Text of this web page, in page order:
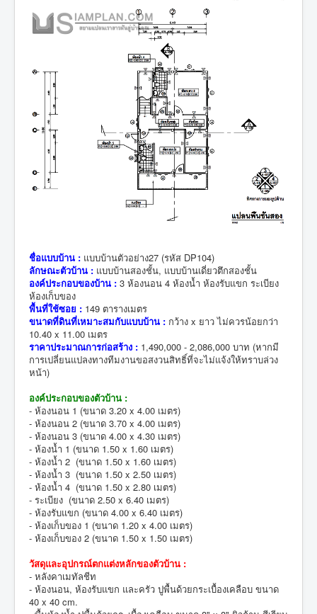
ชื่อแบบบ้าน : แบบบ้านตัวอย่าง27 (รหัส DP104)
ลักษณะตัวบ้าน : แบบบ้านสองชั้น, แบบบ้านเดี่ยวตึกสองชั้น
องค์ประกอบของบ้าน : 3 ห้องนอน 4 ห้องน้ำ ห้องรับแขก ระเบียง
ห้องเก็บของ
พื้นที่ใช้ซอย : 149 ตารางเมตร
ขนาดที่ดินที่เหมาะสมกับแบบบ้าน : กว้าง x ยาว ไม่ควรน้อยกว่า
10.40 x 11.00 เมตร
ราคาประมาณการก่อสร้าง : 1,490,000 - 2,086,000 บาท (หากมี
การเปลี่ยนแปลงทางทีมงานขอสงวนสิทธิ์ที่จะไม่แจ้งให้ทราบล่วง
หน้า)
องค์ประกอบของตัวบ้าน :
- ห้องนอน 1 (ขนาด 3.20 x 4.00 เมตร)
- ห้องนอน 2 (ขนาด 3.70 x 4.00 เมตร)
- ห้องนอน 3 (ขนาด 4.00 x 4.30 เมตร)
- ห้องน้ำ 1 (ขนาด 1.50 x 1.60 เมตร)
- ห้องน้ำ 2 (ขนาด 1.50 x 1.60 เมตร)
- ห้องน้ำ 3 (ขนาด 1.50 x 2.50 เมตร)
- ห้องน้ำ 4 (ขนาด 1.50 x 2.80 เมตร)
- ระเบียง (ขนาด 2.50 x 6.40 เมตร)
- ห้องรับแขก (ขนาด 4.00 x 6.40 เมตร)
- ห้องเก็บของ 1 (ขนาด 1.20 x 4.00 เมตร)
- ห้องเก็บของ 2 (ขนาด 1.50 x 1.50 เมตร)
วัสดุและอุปกรณ์ตกแต่งหลักของตัวบ้าน :
- หลังคาเมทัลชีท
- ห้องนอน, ห้องรับแขก และครัว ปูพื้นด้วยกระเบื้องเคลือบ ขนาด
40 x 40 cm.